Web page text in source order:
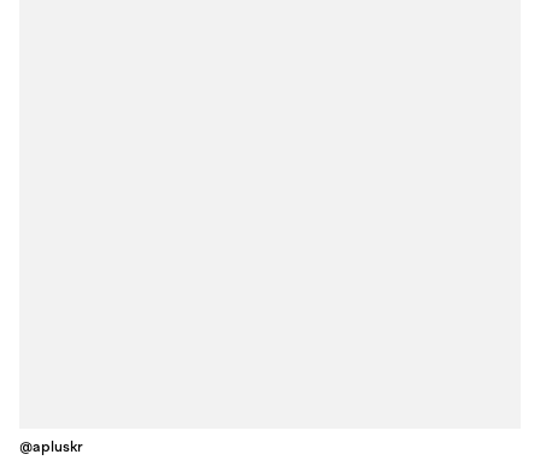
@apluskr